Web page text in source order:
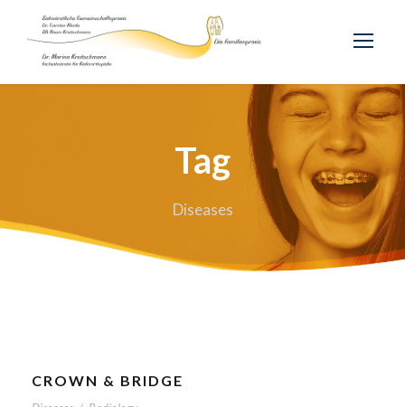
Tag
Diseases
CROWN & BRIDGE